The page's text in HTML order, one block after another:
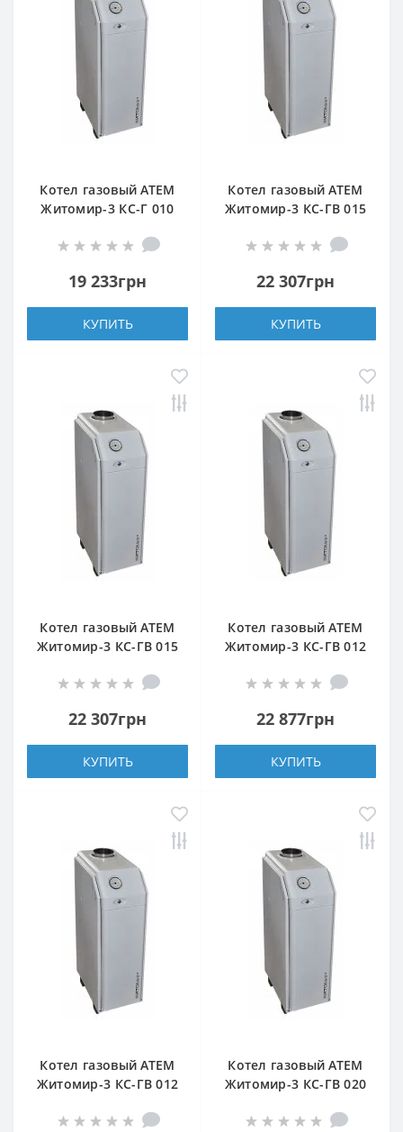
Котел газовый АТЕМ
Житомир-3 КС-Г 010
19 233грн
КУПИТЬ
Котел газовый АТЕМ
Житомир-3 КС-ГВ 015
22 307грн
КУПИТЬ
Котел газовый АТЕМ
Житомир-3 КС-ГВ 015
22 307грн
КУПИТЬ
Котел газовый АТЕМ
Житомир-3 КС-ГВ 012
22 877грн
КУПИТЬ
Котел газовый АТЕМ
Житомир-3 КС-ГВ 012
Котел газовый АТЕМ
Житомир-3 КС-ГВ 020